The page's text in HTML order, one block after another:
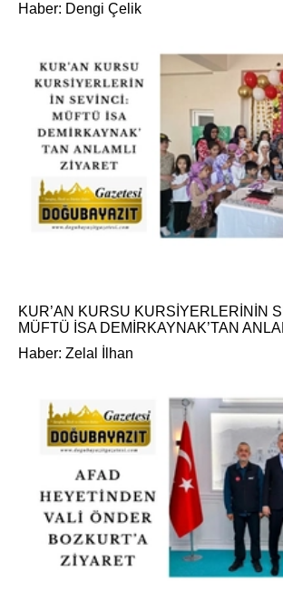
Haber: Dengi Çelik
KUR’AN KURSU KURSİYERLERİNİN
MÜFTÜ İSA DEMİRKAYNAK’TAN
Haber: Zelal İlhan